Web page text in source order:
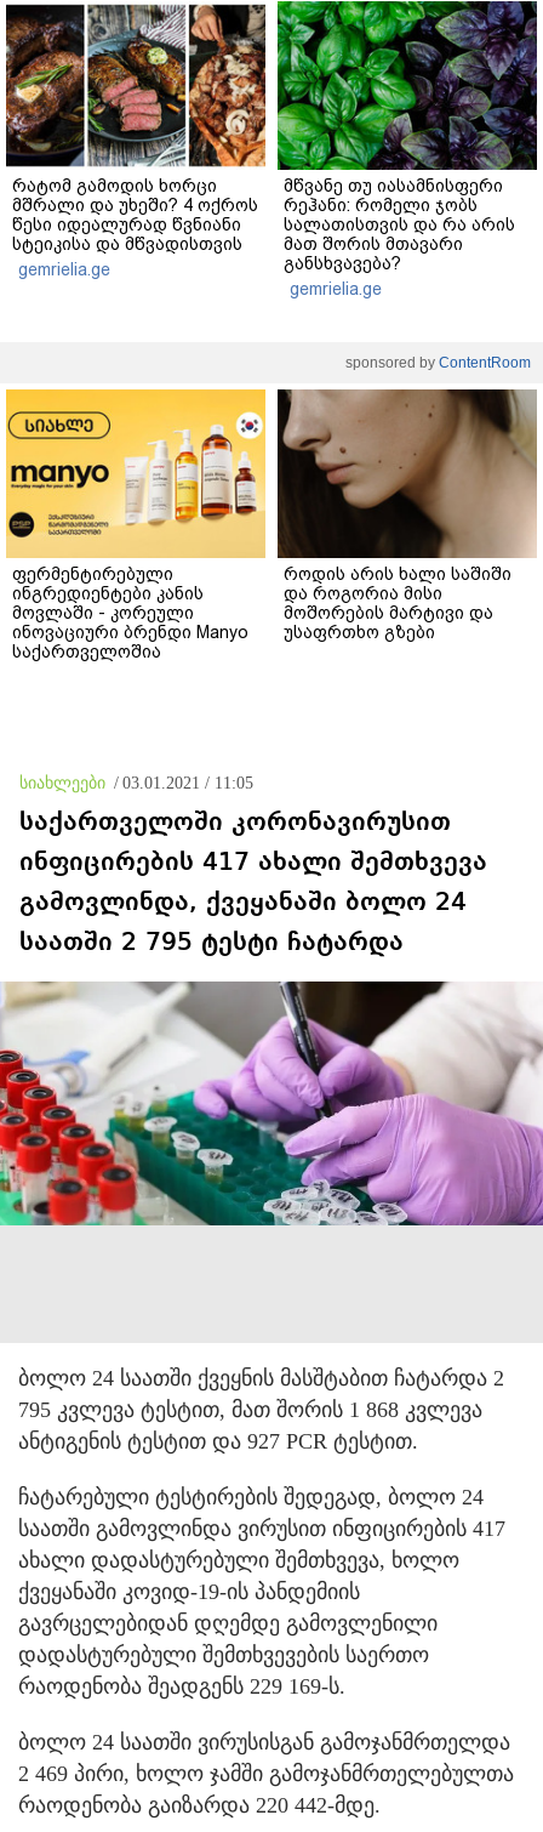
რატომ გამოდის ხორცი
მშრალი და უხეში? 4 ოქროს
წესი იდეალურად წვნიანი
სტეიკისა და მწვადისთვის
gemrielia.ge
მწვანე თუ იასამნისფერი
რეჰანი: რომელი ჯობს
სალათისთვის და რა არის
მათ შორის მთავარი
განსხვავება?
gemrielia.ge
sponsored by ContentRoom
ფერმენტირებული
ინგრედიენტები კანის
მოვლაში - კორეული
ინოვაციური ბრენდი Manyo
საქართველოშია
როდის არის ხალი საშიში
და როგორია მისი
მოშორების მარტივი და
უსაფრთხო გზები
სიახლეები / 03.01.2021 / 11:05
საქართველოში კორონავირუსით
ინფიცირების 417 ახალი შემთხვევა
გამოვლინდა, ქვეყანაში ბოლო 24
საათში 2 795 ტესტი ჩატარდა
ბოლო 24 საათში ქვეყნის მასშტაბით ჩატარდა 2
795 კვლევა ტესტით, მათ შორის 1 868 კვლევა
ანტიგენის ტესტით და 927 PCR ტესტით.
ჩატარებული ტესტირების შედეგად, ბოლო 24
საათში გამოვლინდა ვირუსით ინფიცირების 417
ახალი დადასტურებული შემთხვევა, ხოლო
ქვეყანაში კოვიდ-19-ის პანდემიის
გავრცელებიდან დღემდე გამოვლენილი
დადასტურებული შემთხვევების საერთო
რაოდენობა შეადგენს 229 169-ს.
ბოლო 24 საათში ვირუსისგან გამოჯანმრთელდა
2 469 პირი, ხოლო ჯამში გამოჯანმრთელებულთა
რაოდენობა გაიზარდა 220 442-მდე.